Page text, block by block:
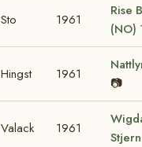
Sto 1961
Rise
(NO)
Hingst 1961
📷
Valack 1961